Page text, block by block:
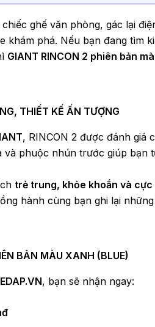
ghế văn phòng, gác lại
khám phá. Nếu bạn đang tìm
GIANT RINCON 2 phiên bản
THIẾT KẾ ẤN TƯỢNG
, RINCON 2 được đánh giá
phuộc nhún trước giúp bạn
trẻ trung, khỏe khoắn và
hành cùng bạn ghi lại
BẢN MÀU XANH (BLUE)
, bạn sẽ nhận ngay: